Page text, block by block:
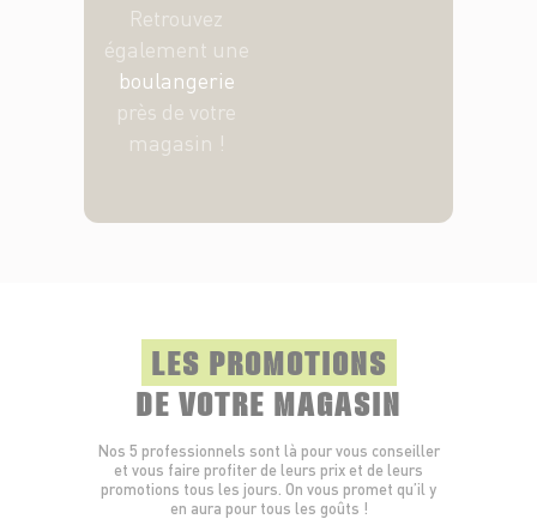
Retrouvez
également une
boulangerie
près de votre
magasin !
LES PROMOTIONS
DE VOTRE MAGASIN
Nos 5 professionnels sont là pour vous conseiller
et vous faire profiter de leurs prix et de leurs
promotions tous les jours. On vous promet qu’il y
en aura pour tous les goûts !